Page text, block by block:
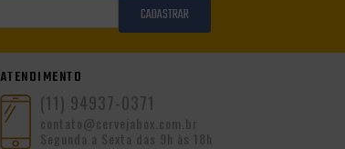
CADASTRAR
ATENDIMENTO
(11) 94937-0371
contato@cervejabox.com.br
Segunda a Sexta das 9h às 18h